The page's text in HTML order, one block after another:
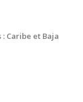
Caribe et Baja